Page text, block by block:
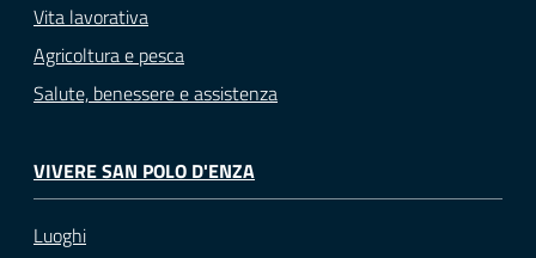
Vita lavorativa
Agricoltura e pesca
Salute, benessere e assistenza
VIVERE SAN POLO D'ENZA
Luoghi